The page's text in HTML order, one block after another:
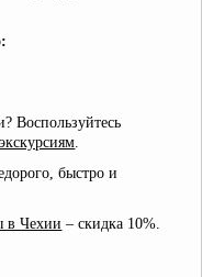
Воспользуйтесь
.
быстро и
в Чехии – скидка 10%.